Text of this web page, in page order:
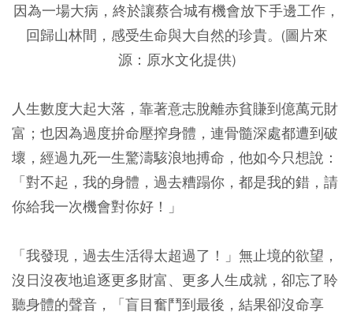
因為一場大病，終於讓蔡合城有機會放下手邊工作，
回歸山林間，感受生命與大自然的珍貴。(圖片來
源：原水文化提供)
人生數度大起大落，靠著意志脫離赤貧賺到億萬元財
富；也因為過度拚命壓搾身體，連骨髓深處都遭到破
壞，經過九死一生驚濤駭浪地搏命，他如今只想說：
「對不起，我的身體，過去糟蹋你，都是我的錯，請
你給我一次機會對你好！」
「我發現，過去生活得太超過了！」無止境的欲望，
沒日沒夜地追逐更多財富、更多人生成就，卻忘了聆
聽身體的聲音，「盲目奮鬥到最後，結果卻沒命享